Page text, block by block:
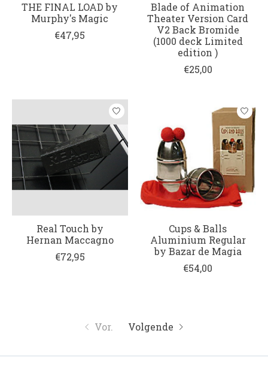
THE FINAL LOAD by
Murphy's Magic
€47,95
Blade of Animation
Theater Version Card
V2 Back Bromide
(1000 deck Limited
edition )
€25,00
Real Touch by
Hernan Maccagno
€72,95
Cups & Balls
Aluminium Regular
by Bazar de Magia
€54,00
Vor. Volgende